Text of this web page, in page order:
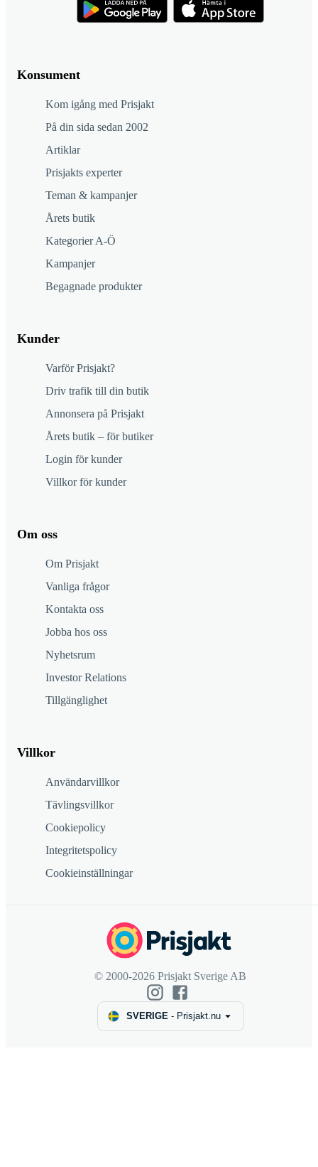
Konsument
Kom igång med Prisjakt
På din sida sedan 2002
Artiklar
Prisjakts experter
Teman & kampanjer
Årets butik
Kategorier A-Ö
Kampanjer
Begagnade produkter
Kunder
Varför Prisjakt?
Driv trafik till din butik
Annonsera på Prisjakt
Årets butik – för butiker
Login för kunder
Villkor för kunder
Om oss
Om Prisjakt
Vanliga frågor
Kontakta oss
Jobba hos oss
Nyhetsrum
Investor Relations
Tillgänglighet
Villkor
Användarvillkor
Tävlingsvillkor
Cookiepolicy
Integritetspolicy
Cookieinställningar
© 2000-2026 Prisjakt Sverige AB
SVERIGE- Prisjakt.nu